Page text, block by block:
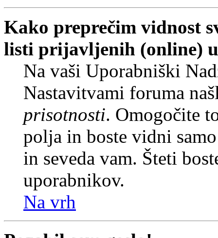
Kako preprečim vidnost
listi prijavljenih (online)
Na vaši Uporabniški
Nastavitvami foruma
prisotnosti. Omogočite
polja in boste vidni
in seveda vam. Šteti
uporabnikov.
Na vrh